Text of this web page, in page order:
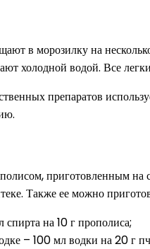
в морозилку на
холодной водой. Все
препаратов
приготовленным
Также ее можно
на 10 г прополиса;
– 100 мл водки на 20 г